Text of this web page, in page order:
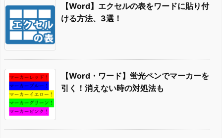
【Word】エクセルの表をワードに貼り付
ける方法、3選！
【Word・ワード】蛍光ペンでマーカーを
引く！消えない時の対処法も